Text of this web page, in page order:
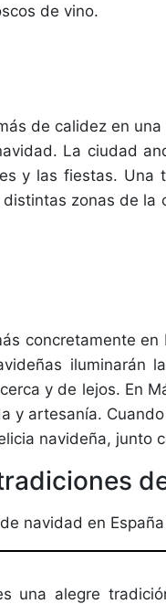
de vino.
de calidez en
La ciudad
y las fiestas. Una
zonas de la
concretamente
iluminarán
y de lejos. En
y artesanía.
navideña, junto
navidad en
una alegre